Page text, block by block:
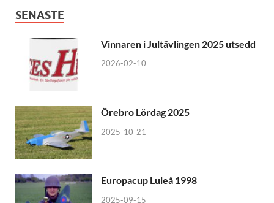
SENASTE
Vinnaren i Jultävlingen 2025 utsedd
2026-02-10
Örebro Lördag 2025
2025-10-21
Europacup Luleå 1998
2025-09-15